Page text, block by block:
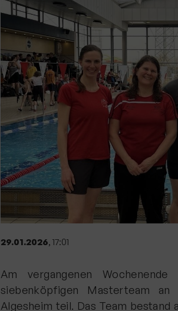
29.01.2026, 17:01
Am vergangenen
siebenköpfigen Masterteam
Algesheim teil. Das Team bestand
Sportangebote finden
Unser Sportangebot
Sportsuche
Deutsches Sportabzeichen